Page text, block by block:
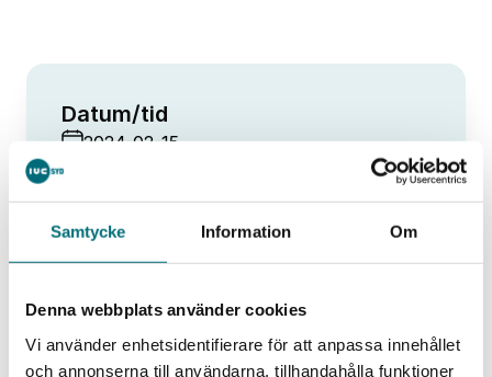
Samtycke Information Om
Denna webbplats använder cookies
Vi använder enhetsidentifierare för att anpassa innehållet
och annonserna till användarna, tillhandahålla funktioner
Datum/tid
2024-02-15
Plats
Ronneby brunn